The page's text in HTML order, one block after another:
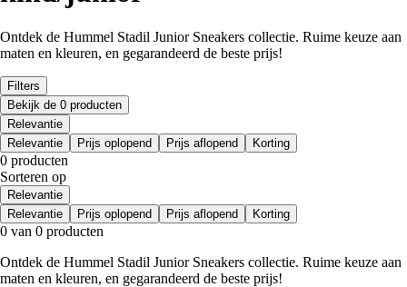
Ontdek de Hummel Stadil Junior Sneakers collectie. Ruime keuze aan
maten en kleuren, en gegarandeerd de beste prijs!
Filters
Bekijk de 0 producten
Relevantie
Relevantie
Prijs oplopend Prijs aflopend Korting
0 producten
Sorteren op
Relevantie
Relevantie
Prijs oplopend Prijs aflopend Korting
0 van 0 producten
Ontdek de Hummel Stadil Junior Sneakers collectie. Ruime keuze aan
maten en kleuren, en gegarandeerd de beste prijs!